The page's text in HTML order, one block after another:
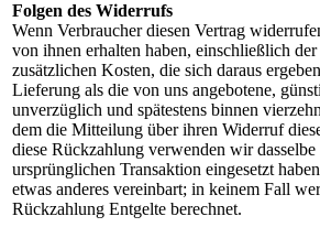
Folgen des Widerrufs
Wenn Verbraucher diesen Vertrag
von ihnen erhalten haben, einschließlich
zusätzlichen Kosten, die sich daraus
Lieferung als die von uns angebotene,
unverzüglich und spätestens binnen
dem die Mitteilung über ihren Widerruf
diese Rückzahlung verwenden wir
ursprünglichen Transaktion eingesetzt
etwas anderes vereinbart; in keinem Fall
Rückzahlung Entgelte berechnet.